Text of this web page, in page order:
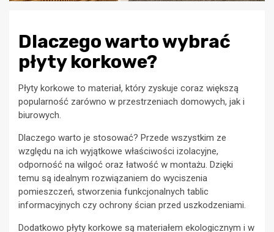
Dlaczego warto wybrać
płyty korkowe?
Płyty korkowe to materiał, który zyskuje coraz większą
popularność zarówno w przestrzeniach domowych, jak i
biurowych.
Dlaczego warto je stosować? Przede wszystkim ze
względu na ich wyjątkowe właściwości izolacyjne,
odporność na wilgoć oraz łatwość w montażu. Dzięki
temu są idealnym rozwiązaniem do wyciszenia
pomieszczeń, stworzenia funkcjonalnych tablic
informacyjnych czy ochrony ścian przed uszkodzeniami.
Dodatkowo płyty korkowe są materiałem ekologicznym i w